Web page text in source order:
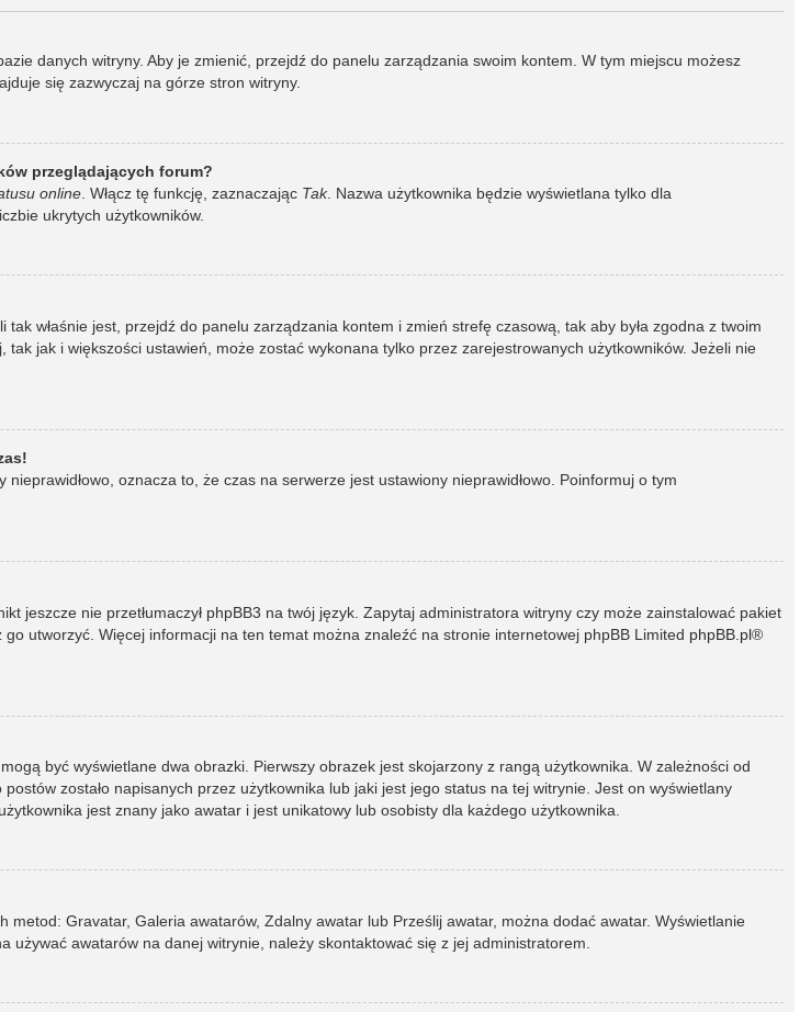
danych witryny. Aby je zmienić, przejdź do panelu zarządzania swoim kontem. W tym miejscu możesz
się zazwyczaj na górze stron witryny.
przeglądających forum?
online . Włącz tę funkcję, zaznaczając Tak. Nazwa użytkownika będzie wyświetlana tylko dla
ukrytych użytkowników.
właśnie jest, przejdź do panelu zarządzania kontem i zmień strefę czasową, tak aby była zgodna z twoim
jak i większości ustawień, może zostać wykonana tylko przez zarejestrowanych użytkowników. Jeżeli nie
oznacza to, że czas na serwerze jest ustawiony nieprawidłowo. Poinformuj o tym
jeszcze nie przetłumaczył phpBB3 na twój język. Zapytaj administratora witryny czy może zainstalować pakiet
utworzyć. Więcej informacji na ten temat można znaleźć na stronie internetowej phpBB Limited phpBB.pl®
być wyświetlane dwa obrazki. Pierwszy obrazek jest skojarzony z rangą użytkownika. W zależności od
zostało napisanych przez użytkownika lub jaki jest jego status na tej witrynie. Jest on wyświetlany
jest znany jako awatar i jest unikatowy lub osobisty dla każdego użytkownika.
metod: Gravatar, Galeria awatarów, Zdalny awatar lub Prześlij awatar, można dodać awatar. Wyświetlanie
awatarów na danej witrynie, należy skontaktować się z jej administratorem.